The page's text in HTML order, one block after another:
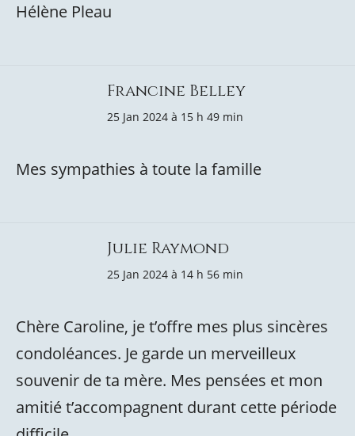
Hélène Pleau
Francine Belley
25 Jan 2024 à 15 h 49 min
Mes sympathies à toute la famille
Julie Raymond
25 Jan 2024 à 14 h 56 min
Chère Caroline, je t’offre mes plus sincères
condoléances. Je garde un merveilleux
souvenir de ta mère. Mes pensées et mon
amitié t’accompagnent durant cette période